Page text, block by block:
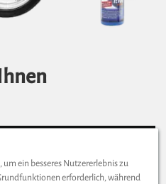
um ein besseres Nutzererlebnis zu
erforderlich, während